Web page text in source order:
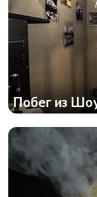
Побег из